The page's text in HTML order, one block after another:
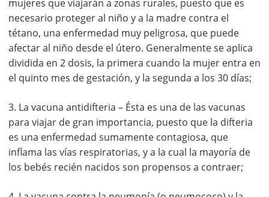
mujeres que viajarán a zonas rurales, puesto que es
necesario proteger al niño y a la madre contra el
tétano, una enfermedad muy peligrosa, que puede
afectar al niño desde el útero. Generalmente se aplica
dividida en 2 dosis, la primera cuando la mujer entra en
el quinto mes de gestación, y la segunda a los 30 días;
3. La vacuna antidifteria – Ésta es una de las vacunas
para viajar de gran importancia, puesto que la difteria
es una enfermedad sumamente contagiosa, que
inflama las vías respiratorias, y a la cual la mayoría de
los bebés recién nacidos son propensos a contraer;